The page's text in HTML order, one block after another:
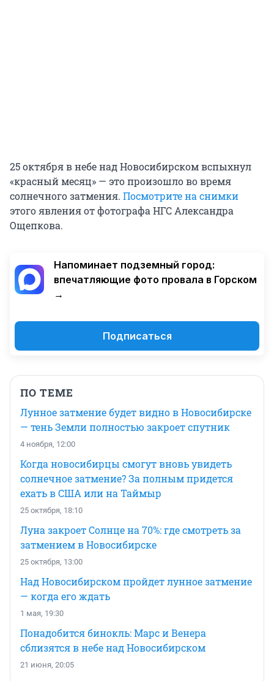
25 октября в небе над Новосибирском вспыхнул
«красный месяц» — это произошло во время
солнечного затмения. Посмотрите на снимки
этого явления от фотографа НГС Александра
Ощепкова.
Напоминает подземный город:
впечатляющие фото провала в Горском
→
Подписаться
ПО ТЕМЕ
Лунное затмение будет видно в Новосибирске
— тень Земли полностью закроет спутник
4 ноября, 12:00
Когда новосибирцы смогут вновь увидеть
солнечное затмение? За полным придется
ехать в США или на Таймыр
25 октября, 18:10
Луна закроет Солнце на 70%: где смотреть за
затмением в Новосибирске
25 октября, 13:00
Над Новосибирском пройдет лунное затмение
— когда его ждать
1 мая, 19:30
Понадобится бинокль: Марс и Венера
сблизятся в небе над Новосибирском
21 июня, 20:05